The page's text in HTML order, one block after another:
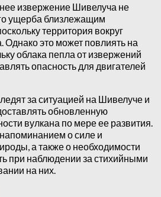
извержение Шивелуча не
ущерба близлежащим
территория вокруг
Однако это может повлиять на
облака пепла от извержений
опасность для двигателей
за ситуацией на Шивелуче и
обновленную
вулкана по мере ее развития.
о силе и
а также о необходимости
при наблюдении за стихийными
на них.